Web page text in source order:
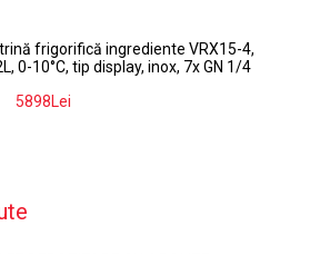
frigorifică ingrediente VRX15-4,
0-10°C, tip display, inox, 7x GN 1/4
5898Lei